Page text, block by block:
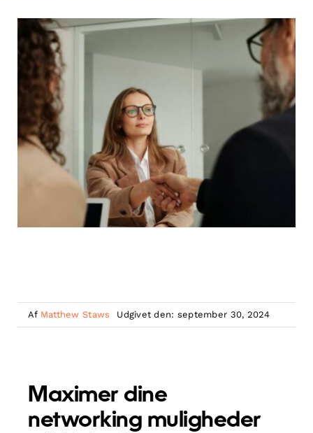
Af Matthew Staws Udgivet den: september 30, 2024
Maximer dine
networking muligheder